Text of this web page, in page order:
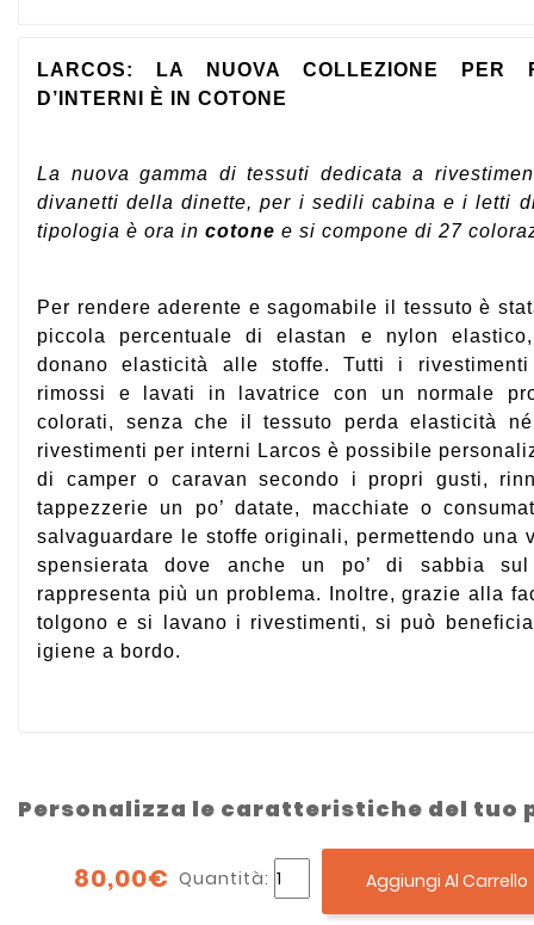
LARCOS: LA NUOVA COLLEZIONE PER
D’INTERNI È IN COTONE
La nuova gamma di tessuti dedicata a
divanetti della dinette, per i sedili cabina e i letti
tipologia è ora in cotone e si compone di 27
Per rendere aderente e sagomabile il tessuto è
piccola percentuale di elastan e nylon
donano elasticità alle stoffe. Tutti i rivestimenti
rimossi e lavati in lavatrice con un normale
colorati, senza che il tessuto perda elasticità
rivestimenti per interni Larcos è possibile
di camper o caravan secondo i propri gusti,
tappezzerie un po’ datate, macchiate o
salvaguardare le stoffe originali, permettendo una
spensierata dove anche un po’ di sabbia
rappresenta più un problema. Inoltre, grazie alla
tolgono e si lavano i rivestimenti, si può
igiene a bordo.
Personalizza le caratteristiche del tuo
80,00€ Quantità: Aggiungi Al Carrello